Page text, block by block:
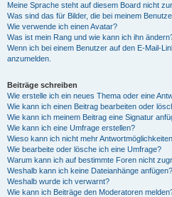
Meine Sprache steht auf diesem Board nicht
Was sind das für Bilder, die bei meinem
Wie verwende ich einen Avatar?
Was ist mein Rang und wie kann ich ihn
Wenn ich bei einem Benutzer auf den E-Mail-
anzumelden.
Beiträge schreiben
Wie erstelle ich ein neues Thema oder eine
Wie kann ich einen Beitrag bearbeiten oder
Wie kann ich meinem Beitrag eine Signatur
Wie kann ich eine Umfrage erstellen?
Wieso kann ich nicht mehr
Wie bearbeite oder lösche ich eine Umfrage?
Warum kann ich auf bestimmte Foren nicht
Weshalb kann ich keine Dateianhänge anfügen?
Weshalb wurde ich verwarnt?
Wie kann ich Beiträge den Moderatoren